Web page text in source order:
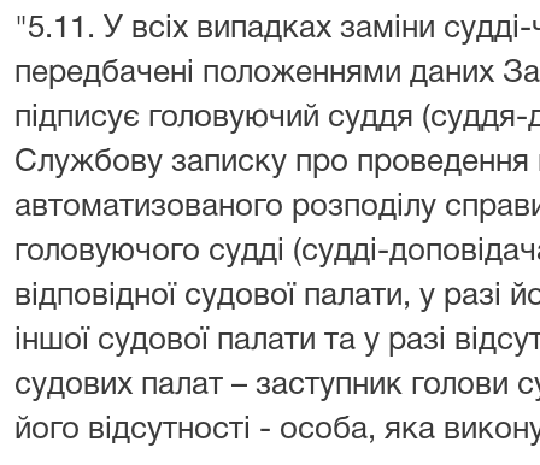
"5.11. У всіх випадках заміни судді-
передбачені положеннями даних
підписує головуючий суддя (суддя-
Службову записку про проведення
автоматизованого розподілу
головуючого судді (судді-
відповідної судової палати, у разі
іншої судової палати та у разі
судових палат – заступник голови
його відсутності - особа, яка